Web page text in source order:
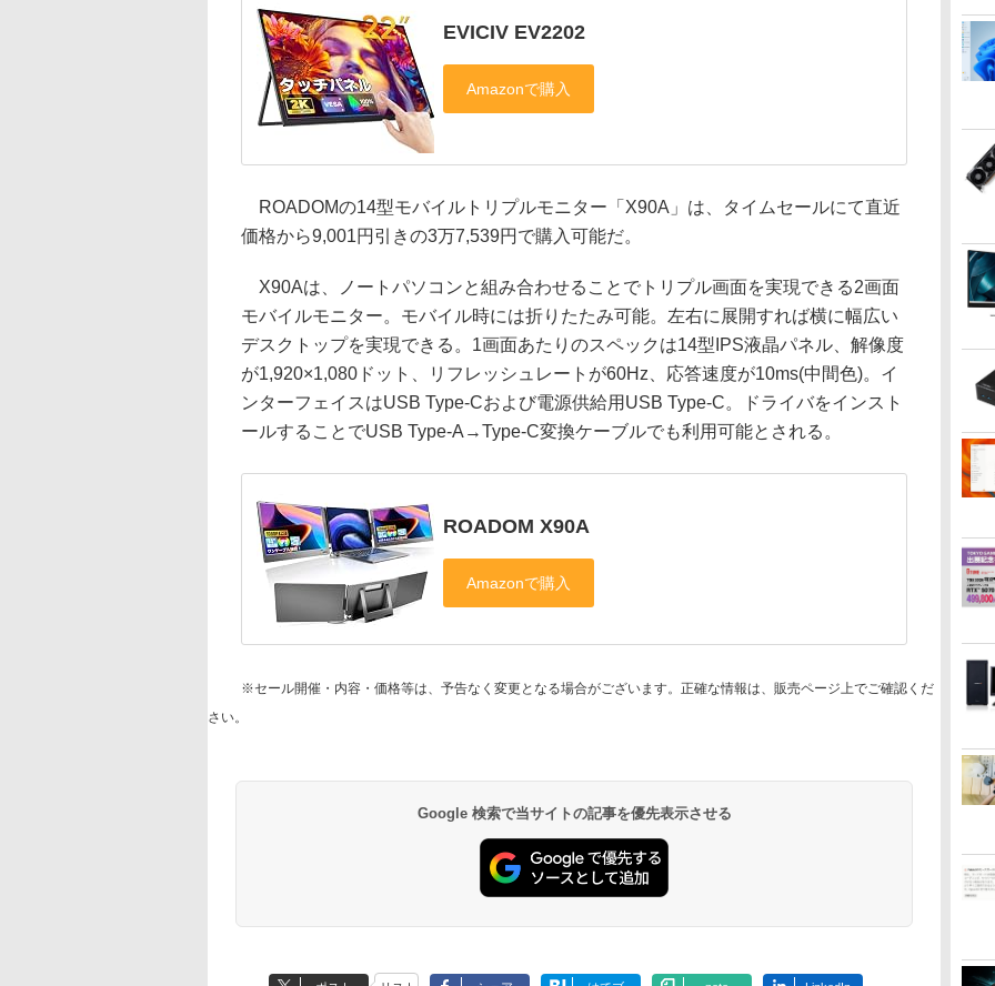
EVICIV EV2202
ROADOMの14型モバイルトリプルモニター「X90A」は、タイムセールにて直近
価格から9,001円引きの3万7,539円で購入可能だ。
X90Aは、ノートパソコンと組み合わせることでトリプル画面を実現できる2画面
モバイルモニター。モバイル時には折りたたみ可能。左右に展開すれば横に幅広い
デスクトップを実現できる。1画面あたりのスペックは14型IPS液晶パネル、解像度
が1,920×1,080ドット、リフレッシュレートが60Hz、応答速度が10ms(中間色)。イ
ンターフェイスはUSB Type-Cおよび電源供給用USB Type-C。ドライバをインスト
ールすることでUSB Type-A→Type-C変換ケーブルでも利用可能とされる。
ROADOM X90A
※セール開催・内容・価格等は、予告なく変更となる場合がございます。正確な情報は、販売ページ上でご確認くだ
さい。
Google 検索で当サイトの記事を優先表示させる